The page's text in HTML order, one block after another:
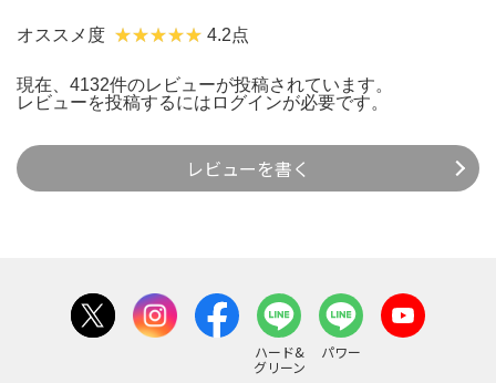
オススメ度 4.2点
現在、4132件のレビューが投稿されています。
レビューを投稿するには ログインが必要です。
レビューを書く
ハード&
グリーン
パワー